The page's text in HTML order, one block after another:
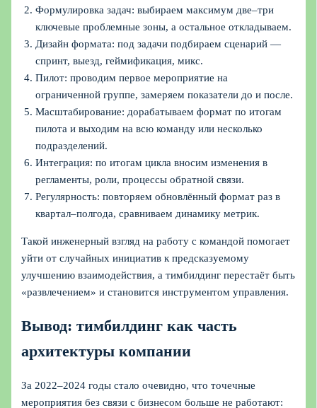
Формулировка задач: выбираем максимум две–три
ключевые проблемные зоны, а остальное откладываем.
Дизайн формата: под задачи подбираем сценарий —
спринт, выезд, геймификация, микс.
Пилот: проводим первое мероприятие на
ограниченной группе, замеряем показатели до и после.
Масштабирование: дорабатываем формат по итогам
пилота и выходим на всю команду или несколько
подразделений.
Интеграция: по итогам цикла вносим изменения в
регламенты, роли, процессы обратной связи.
Регулярность: повторяем обновлённый формат раз в
квартал–полгода, сравниваем динамику метрик.
Такой инженерный взгляд на работу с командой помогает
уйти от случайных инициатив к предсказуемому
улучшению взаимодействия, а тимбилдинг перестаёт быть
«развлечением» и становится инструментом управления.
Вывод: тимбилдинг как часть
архитектуры компании
За 2022–2024 годы стало очевидно, что точечные
мероприятия без связи с бизнесом больше не работают: